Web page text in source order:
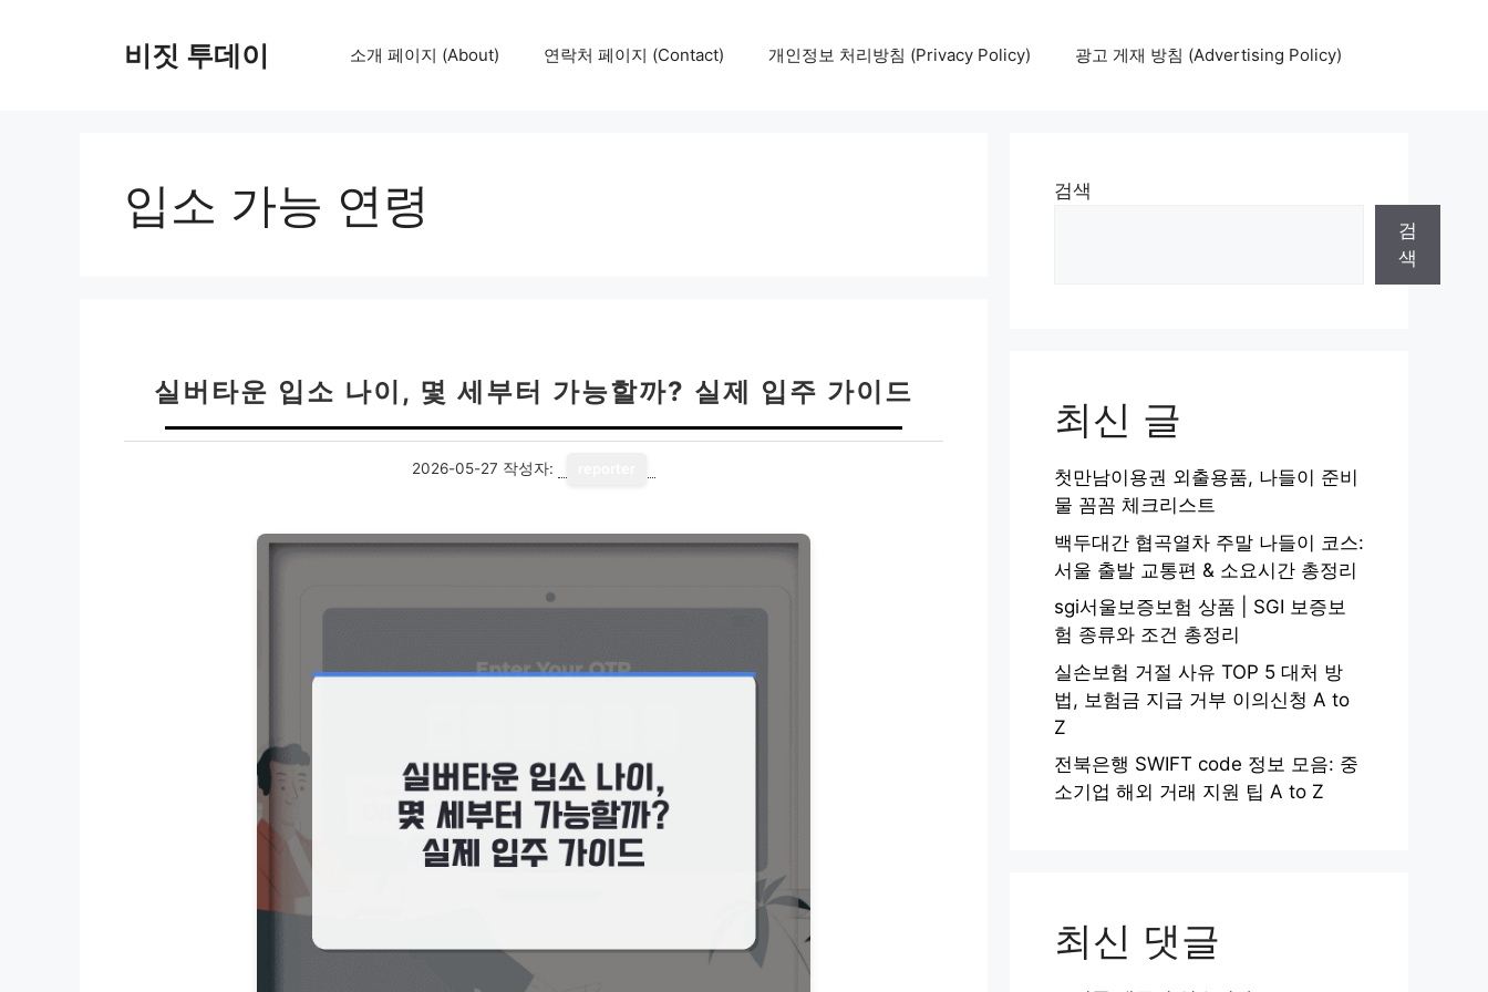
비짓 투데이 소개 페이지 (About) 연락처 페이지 (Contact) 개인정보 처리방침 (Privacy Policy) 광고 게재 방침 (Advertising Policy)
입소 가능 연령
실버타운 입소 나이, 몇 세부터 가능할까? 실제 입주 가이드
2026-05-27 작성자:
검색
검
색
최신 글
첫만남이용권 외출용품, 나들이 준비
물 꼼꼼 체크리스트
백두대간 협곡열차 주말 나들이 코스:
서울 출발 교통편 & 소요시간 총정리
sgi서울보증보험 상품 | SGI 보증보
험 종류와 조건 총정리
실손보험 거절 사유 TOP 5 대처 방
법, 보험금 지급 거부 이의신청 A to
Z
전북은행 SWIFT code 정보 모음: 중
소기업 해외 거래 지원 팁 A to Z
최신 댓글